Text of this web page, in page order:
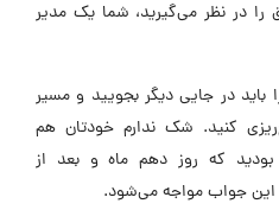
را در نظر می‌گیرید، شما یک مدیر
باید در جایی دیگر بجویید و مسیر
کنید. شک ندارم خودتان هم
که روز دهم ماه و بعد از
این جواب مواجه می‌شود.